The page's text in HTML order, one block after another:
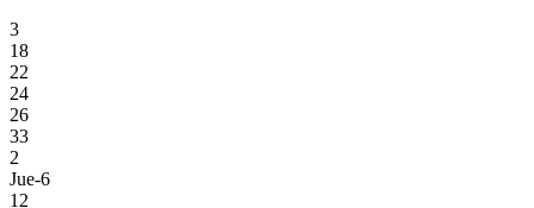
3
18
22
24
26
33
2
Jue-6
12